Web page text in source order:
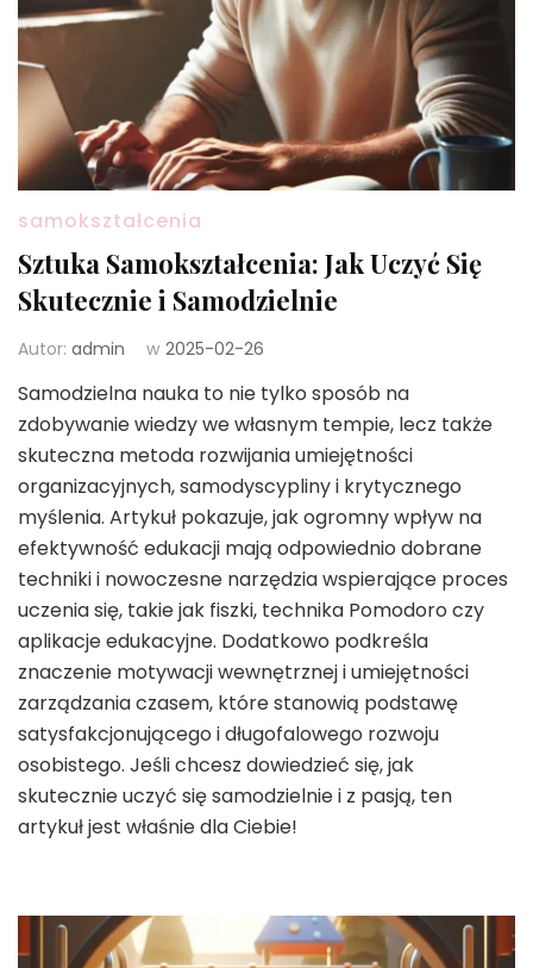
samokształcenia
Sztuka Samokształcenia: Jak Uczyć Się
Skutecznie i Samodzielnie
Autor: admin w 2025-02-26
Samodzielna nauka to nie tylko sposób na
zdobywanie wiedzy we własnym tempie, lecz także
skuteczna metoda rozwijania umiejętności
organizacyjnych, samodyscypliny i krytycznego
myślenia. Artykuł pokazuje, jak ogromny wpływ na
efektywność edukacji mają odpowiednio dobrane
techniki i nowoczesne narzędzia wspierające proces
uczenia się, takie jak fiszki, technika Pomodoro czy
aplikacje edukacyjne. Dodatkowo podkreśla
znaczenie motywacji wewnętrznej i umiejętności
zarządzania czasem, które stanowią podstawę
satysfakcjonującego i długofalowego rozwoju
osobistego. Jeśli chcesz dowiedzieć się, jak
skutecznie uczyć się samodzielnie i z pasją, ten
artykuł jest właśnie dla Ciebie!